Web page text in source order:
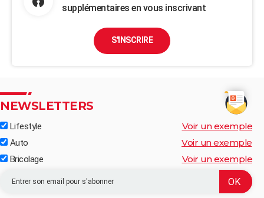
supplémentaires en vous inscrivant
S'INSCRIRE
NEWSLETTERS
Lifestyle Voir un exemple
Auto Voir un exemple
Bricolage Voir un exemple